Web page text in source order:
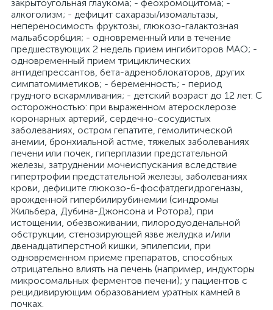
закрытоугольная глаукома; - феохромоцитома; -
алкоголизм; - дефицит сахаразы/изомальтазы,
непереносимость фруктозы, глюкозо-галактозная
мальабсорбция; - одновременный или в течение
предшествующих 2 недель прием ингибиторов МАО; -
одновременный прием трициклических
антидепрессантов, бета-адреноблокаторов, других
симпатомиметиков; - беременность; - период
грудного вскармливания; - детский возраст до 12 лет. С
осторожностью: при выраженном атеросклерозе
коронарных артерий, сердечно-сосудистых
заболеваниях, остром гепатите, гемолитической
анемии, бронхиальной астме, тяжелых заболеваниях
печени или почек, гиперплазии предстательной
железы, затруднении мочеиспускания вследствие
гипертрофии предстательной железы, заболеваниях
крови, дефиците глюкозо-6-фосфатдегидрогеназы,
врожденной гипербилирубинемии (синдромы
Жильбера, Дубина-Джонсона и Ротора), при
истощении, обезвоживании, пилородуоденальной
обструкции, стенозирующей язве желудка и/или
двенадцатиперстной кишки, эпилепсии, при
одновременном приеме препаратов, способных
отрицательно влиять на печень (например, индукторы
микросомальных ферментов печени); у пациентов с
рецидивирующим образованием уратных камней в
почках.